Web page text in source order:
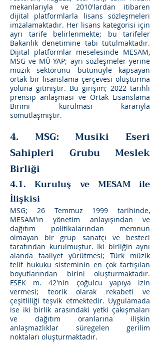
mekanlarıyla ve 2010'lardan itibaren
dijital platformlarla lisans sözleşmeleri
imzalamaktadır. Her lisans kategorisi için
ayrı tarife belirlenmekte; bu tarifeler
Bakanlık denetimine tabi tutulmaktadır.
Dijital platformlar meselesinde MESAM,
MSG ve MÜ-YAP; ayrı sözleşmeler yerine
müzik sektörünü bütünüyle kapsayan
ortak bir lisanslama çerçevesi oluşturma
yoluna gitmiştir. Bu girişim; 2022 tarihli
prensip anlaşması ve Ortak Lisanslama
Birimi kurulması kararıyla
somutlaşmıştır.
4. MSG: Musiki Eseri
Sahipleri Grubu Meslek
Birliği
4.1. Kuruluş ve MESAM ile
İlişkisi
MSG; 26 Temmuz 1999 tarihinde,
MESAM'ın yönetim anlayışından ve
dağıtım politikalarından memnun
olmayan bir grup sanatçı ve besteci
tarafından kurulmuştur. İki birliğin aynı
alanda faaliyet yürütmesi; Türk müzik
telif hukuku sisteminin en çok tartışılan
boyutlarından birini oluşturmaktadır.
FSEK m. 42'nin çoğulcu yapıya izin
vermesi; teorik olarak rekabeti ve
çeşitliliği teşvik etmektedir. Uygulamada
ise iki birlik arasındaki yetki çakışmaları
ve dağıtım oranlarına ilişkin
anlaşmazlıklar süregelen gerilim
noktaları oluşturmaktadır.